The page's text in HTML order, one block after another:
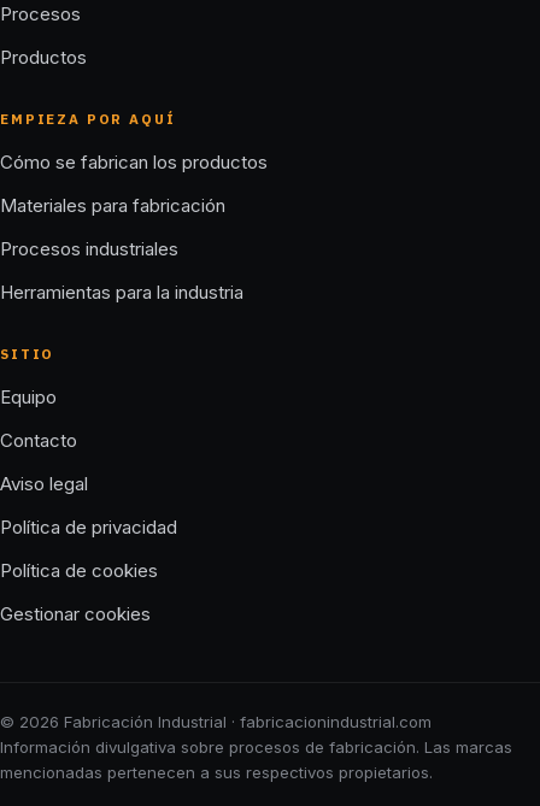
Procesos
Productos
EMPIEZA POR AQUÍ
Cómo se fabrican los productos
Materiales para fabricación
Procesos industriales
Herramientas para la industria
SITIO
Equipo
Contacto
Aviso legal
Política de privacidad
Política de cookies
Gestionar cookies
© 2026 Fabricación Industrial · fabricacionindustrial.com
Información divulgativa sobre procesos de fabricación. Las marcas
mencionadas pertenecen a sus respectivos propietarios.